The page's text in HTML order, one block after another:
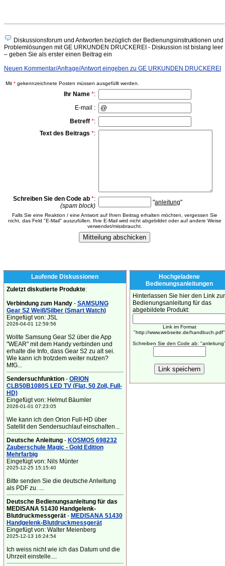
Diskussionsforum und Antworten bezüglich der Bedienungsinstruktionen und
Problemlösungen mit GE URKUNDEN DRUCKEREI - Diskussion ist bislang leer
– geben Sie als erster einen Beitrag ein
Neuen Kommentar/Anfrage/Antwort eingeben zu GE URKUNDEN DRUCKEREI
Mit * gekennzeichnete Posten müssen ausgefüllt werden.
Ihr Name *:
E-mail :
Betreff *:
Text des Beitrags *:
Schreiben Sie den Code ab *:
(spam block)
"anleitung"
Falls Sie eine Reaktion / eine Antwort auf Ihren Beitrag erhalten möchten, vergessen Sie
nicht, das Feld "E-Mail" auszufüllen. Ihre E-Mail wird nicht abgebildet oder auf andere Weise
verwendet/missbraucht.
Laufende Diskussionen
Zuletzt diskutierte Produkte:
Verbindung zum Handy- SAMSUNG
Gear S2 Weiß/Silber (Smart Watch)
Eingefügt von: JSL
2026-04-01 12:59:56
Wollte Samsung Gear S2 über die App
"WEAR" mit dem Handy verbinden und
erhalte die Info, dass Gear S2 zu alt sei.
Wie kann ich trotzdem weiter nutzen?
MfG...
Sendersuchfunktion- ORION
CLB50B1080S LED TV (Flat, 50 Zoll, Full-
HD)
Eingefügt von: Helmut Bäumler
2026-01-01 07:23:05
Wie kann ich den Orion Full-HD über
Satellit den Sendersuchlauf einschalten...
Deutsche Anleitung- KOSMOS 698232
Zauberschule Magic - Gold Edition
Mehrfarbig
Eingefügt von: Nils Münter
2025-12-25 15:15:40
Bitte senden Sie die deutsche Anlwitung
als PDF zu. ...
Deutsche Bedienungsanleitung für das
MEDISANA 51430 Handgelenk-
Blutdruckmessgerät- MEDISANA 51430
Handgelenk-Blutdruckmessgerät
Eingefügt von: Walter Meienberg
2025-12-13 16:24:54
Ich weiss nicht wie ich das Datum und die
Uhrzeit einstelle....
Hochgeladene
Bedienungsanleitungen
Hinterlassen Sie hier den Link zur
Bedienungsanleitung für das
abgebildete Produkt:
Link im Format
"http://www.webseite.de/handbuch.pdf"
Schreiben Sie den Code ab: